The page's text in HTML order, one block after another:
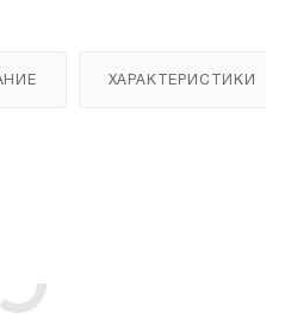
ХАРАКТЕРИСТИКИ